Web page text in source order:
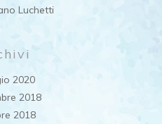
Luchetti
2020
2018
2018